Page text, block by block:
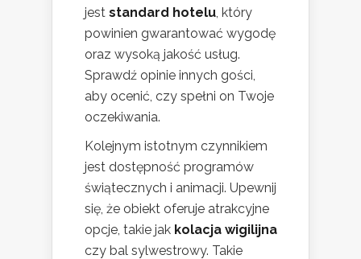
jest standard hotelu , który
powinien gwarantować wygodę
oraz wysoką jakość usług.
Sprawdź opinie innych gości,
aby ocenić, czy spełni on Twoje
oczekiwania.
Kolejnym istotnym czynnikiem
jest dostępność programów
świątecznych i animacji. Upewnij
się, że obiekt oferuje atrakcyjne
opcje, takie jak kolacja wigilijna
czy bal sylwestrowy. Takie